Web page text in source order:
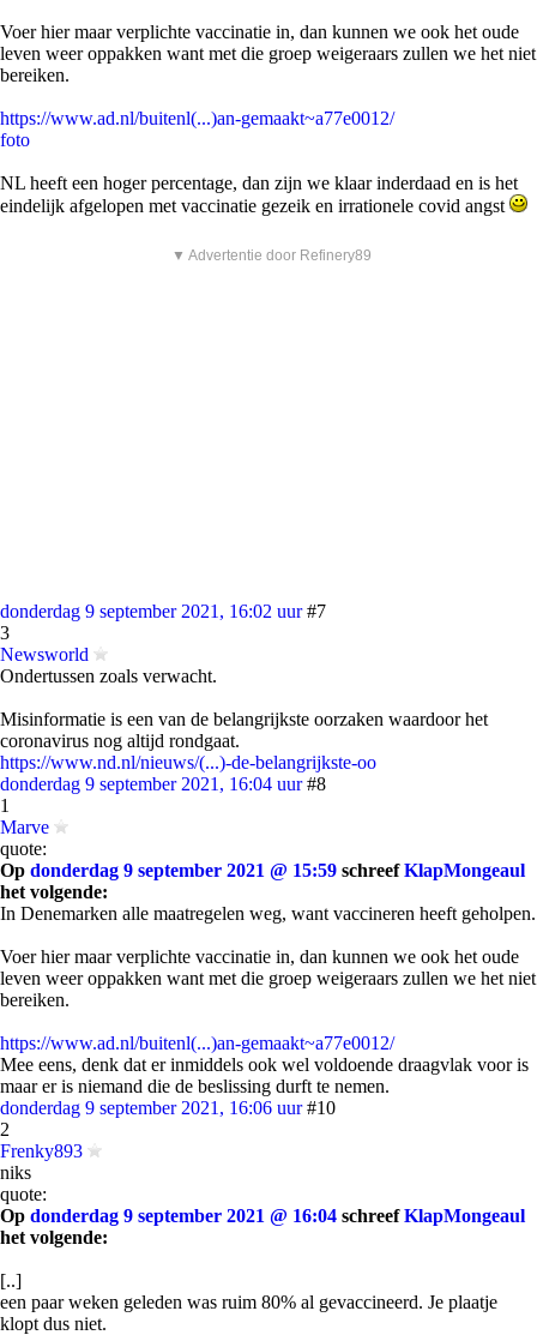
Voer hier maar verplichte vaccinatie in, dan kunnen we ook het oude
leven weer oppakken want met die groep weigeraars zullen we het niet
bereiken.
https://www.ad.nl/buitenl(...)an-gemaakt~a77e0012/
foto
NL heeft een hoger percentage, dan zijn we klaar inderdaad en is het
eindelijk afgelopen met vaccinatie gezeik en irrationele covid angst
▼ Advertentie door Refinery89
donderdag 9 september 2021, 16:02 uur #7
3
Newsworld
Ondertussen zoals verwacht.
Misinformatie is een van de belangrijkste oorzaken waardoor het
coronavirus nog altijd rondgaat.
https://www.nd.nl/nieuws/(...)-de-belangrijkste-oo
donderdag 9 september 2021, 16:04 uur #8
1
Marve
quote:
Op donderdag 9 september 2021 @ 15:59 schreefKlapMongeaul
het volgende:
In Denemarken alle maatregelen weg, want vaccineren heeft geholpen.
Voer hier maar verplichte vaccinatie in, dan kunnen we ook het oude
leven weer oppakken want met die groep weigeraars zullen we het niet
bereiken.
https://www.ad.nl/buitenl(...)an-gemaakt~a77e0012/
Mee eens, denk dat er inmiddels ook wel voldoende draagvlak voor is
maar er is niemand die de beslissing durft te nemen.
donderdag 9 september 2021, 16:06 uur #10
2
Frenky893
niks
quote:
Op donderdag 9 september 2021 @ 16:04 schreefKlapMongeaul
het volgende:
[..]
een paar weken geleden was ruim 80% al gevaccineerd. Je plaatje
klopt dus niet.